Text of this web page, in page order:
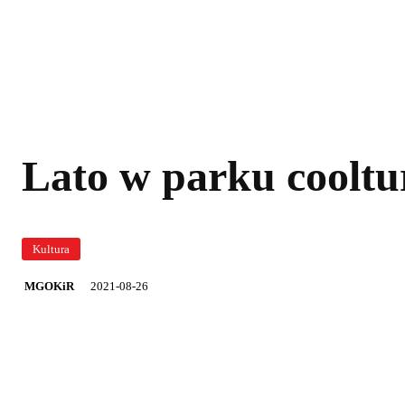
Lato w parku
Kultura
MGOKiR 2021-08-26